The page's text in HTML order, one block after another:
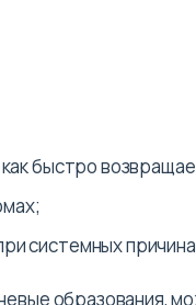
быстро
системных
образования,